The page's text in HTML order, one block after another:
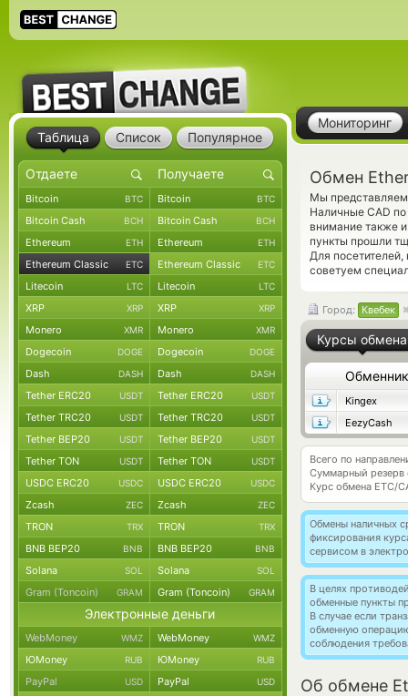
Мониторинг
Обмен
Мы представляем
Наличные CAD
внимание также
пункты прошли
Для
советуем
Город: Квебек
Курсы обмена
Обменник
Kingex
EezyCash
Всего по
Суммарный резерв
Курс обмена ETC/
Обмены наличных
фиксирования
сервисом в
В целях
обменные пункты
В случае если
обменную
соблюдения
Об обмене
Таблица Список Популярное
Bitcoin BTC Bitcoin BTC
Bitcoin Cash BCH Bitcoin Cash BCH
Ethereum ETH Ethereum ETH
Ethereum Classic ETC Ethereum Classic ETC
Litecoin LTC Litecoin LTC
XRP XRP XRP XRP
Monero XMR Monero XMR
Dogecoin DOGE Dogecoin DOGE
Dash DASH Dash DASH
Tether ERC20 USDT Tether ERC20 USDT
Tether TRC20 USDT Tether TRC20 USDT
Tether BEP20 USDT Tether BEP20 USDT
Tether TON USDT Tether TON USDT
USDC ERC20 USDC USDC ERC20 USDC
Zcash ZEC Zcash ZEC
TRON TRX TRON TRX
BNB BEP20 BNB BNB BEP20 BNB
Solana SOL Solana SOL
Gram (Toncoin) GRAM Gram (Toncoin) GRAM
Электронные деньги
WebMoney WMZ WebMoney WMZ
ЮMoney RUB ЮMoney RUB
PayPal USD PayPal USD